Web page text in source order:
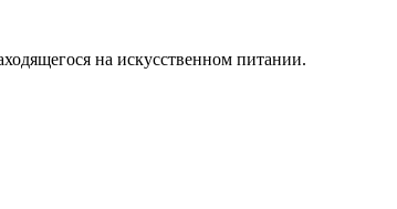
на искусственном питании.